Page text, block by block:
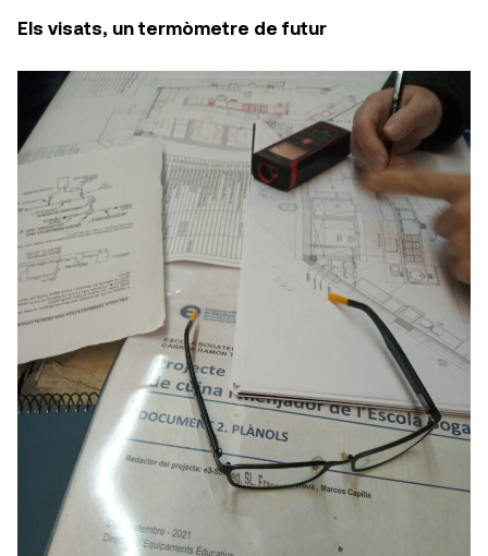
Els visats, un termòmetre de futur